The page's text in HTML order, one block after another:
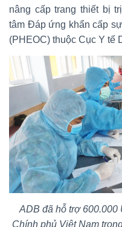
nâng cấp trang thiết bị
tâm Đáp ứng khẩn cấp
(PHEOC) thuộc Cục Y tế
ADB đã hỗ trợ 600.000
Chính phủ Việt Nam